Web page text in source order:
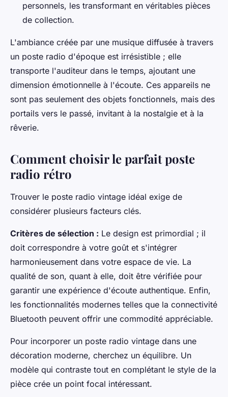
personnels, les transformant en véritables pièces
de collection.
L'ambiance créée par une musique diffusée à travers
un poste radio d'époque est irrésistible ; elle
transporte l'auditeur dans le temps, ajoutant une
dimension émotionnelle à l'écoute. Ces appareils ne
sont pas seulement des objets fonctionnels, mais des
portails vers le passé, invitant à la nostalgie et à la
rêverie.
Comment choisir le parfait poste
radio rétro
Trouver le poste radio vintage idéal exige de
considérer plusieurs facteurs clés.
Critères de sélection : Le design est primordial ; il
doit correspondre à votre goût et s'intégrer
harmonieusement dans votre espace de vie. La
qualité de son, quant à elle, doit être vérifiée pour
garantir une expérience d'écoute authentique. Enfin,
les fonctionnalités modernes telles que la connectivité
Bluetooth peuvent offrir une commodité appréciable.
Pour incorporer un poste radio vintage dans une
décoration moderne, cherchez un équilibre. Un
modèle qui contraste tout en complétant le style de la
pièce crée un point focal intéressant.